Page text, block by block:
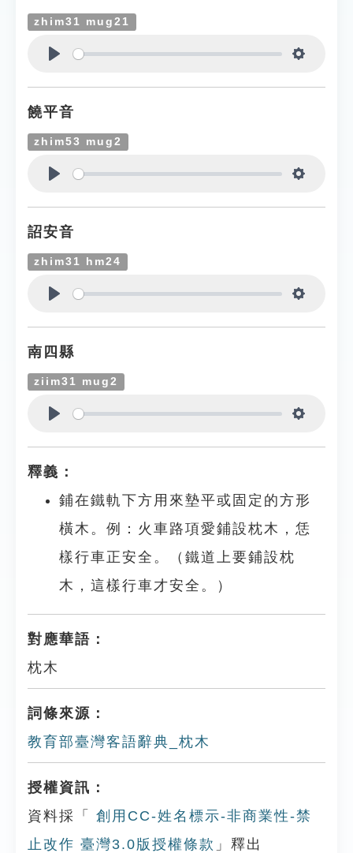
zhim31 mug21
饒平音
zhim53 mug2
詔安音
zhim31 hm24
南四縣
ziim31 mug2
釋義：
鋪在鐵軌下方用來墊平或固定的方形
橫木。例：火車路項愛鋪設枕木，恁
樣行車正安全。（鐵道上要鋪設枕
木，這樣行車才安全。）
對應華語：
枕木
詞條來源：
教育部臺灣客語辭典_枕木
授權資訊：
資料採「
創用CC-姓名標示-非商業性-禁
止改作 臺灣3.0版授權條款 」釋出